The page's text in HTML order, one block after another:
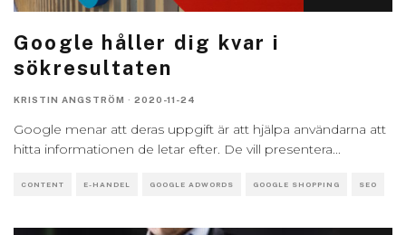
Google håller dig kvar i
sökresultaten
KRISTIN ANGSTRÖM · 2020-11-24
Google menar att deras uppgift är att hjälpa användarna att
hitta informationen de letar efter. De vill presentera...
CONTENT E-HANDEL GOOGLE ADWORDS GOOGLE SHOPPING SEO